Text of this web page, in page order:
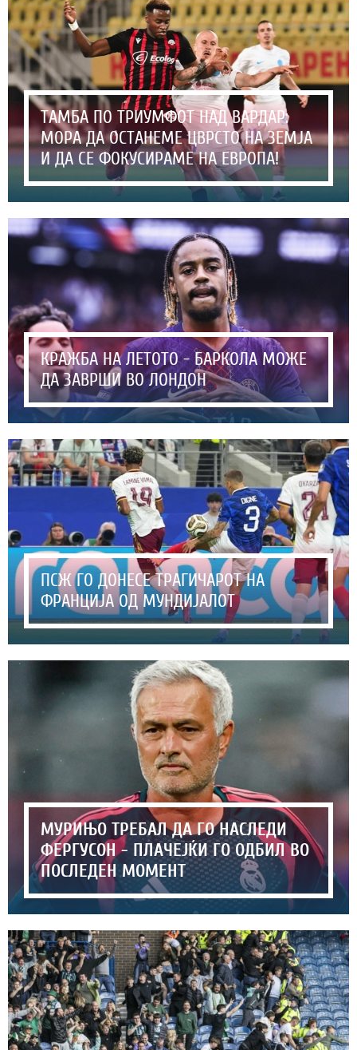
ТАМБА ПО ТРИУМФОТ НАД ВАРДАР:
МОРА ДА ОСТАНЕМЕ ЦВРСТО НА ЗЕМЈА
И ДА СЕ ФОКУСИРАМЕ НА ЕВРОПА!
КРАЖБА НА ЛЕТОТО - БАРКОЛА МОЖЕ
ДА ЗАВРШИ ВО ЛОНДОН
ПСЖ ГО ДОНЕСЕ ТРАГИЧАРОТ НА
ФРАНЦИЈА ОД МУНДИЈАЛОТ
МУРИЊО ТРЕБАЛ ДА ГО НАСЛЕДИ
ФЕРГУСОН - ПЛАЧЕЈЌИ ГО ОДБИЛ ВО
ПОСЛЕДЕН МОМЕНТ